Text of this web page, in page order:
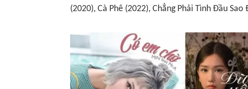
(2020), Cà Phê (2022), Chẳng Phải Tình Đầu